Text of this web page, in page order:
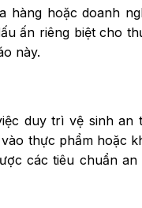
hàng hoặc doanh
ấn riêng biệt cho
này.
duy trì vệ sinh an
thực phẩm hoặc
các tiêu chuẩn an